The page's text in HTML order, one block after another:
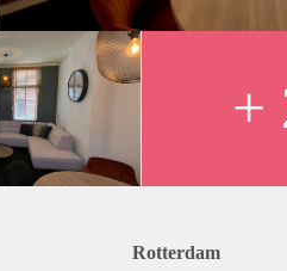
35 of 0180-785914
en dienen uitsluitend te
en eventueel vermelde +
Rotterdam